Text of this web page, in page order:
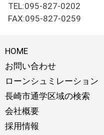
TEL:095-827-0202
FAX:095-827-0259
HOME
お問い合わせ
ローンシュミレーション
長崎市通学区域の検索
会社概要
採用情報